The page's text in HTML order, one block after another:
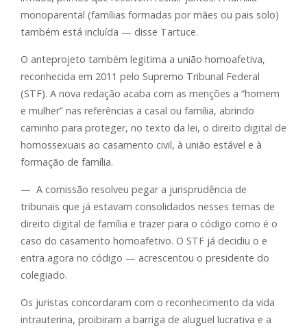
monoparental (famílias formadas por mães ou pais solo)
também está incluída — disse Tartuce.
O anteprojeto também legitima a união homoafetiva,
reconhecida em 2011 pelo Supremo Tribunal Federal
(STF). A nova redação acaba com as menções a “homem
e mulher” nas referências a casal ou família, abrindo
caminho para proteger, no texto da lei, o direito digital de
homossexuais ao casamento civil, à união estável e à
formação de família.
— A comissão resolveu pegar a jurisprudência de
tribunais que já estavam consolidados nesses temas de
direito digital de família e trazer para o código como é o
caso do casamento homoafetivo. O STF já decidiu o e
entra agora no código — acrescentou o presidente do
colegiado.
Os juristas concordaram com o reconhecimento da vida
intrauterina, proibiram a barriga de aluguel lucrativa e a